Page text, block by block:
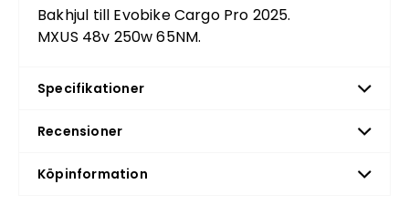
Bakhjul till Evobike Cargo Pro 2025.
MXUS 48v 250w 65NM.
Specifikationer
Recensioner
Köpinformation